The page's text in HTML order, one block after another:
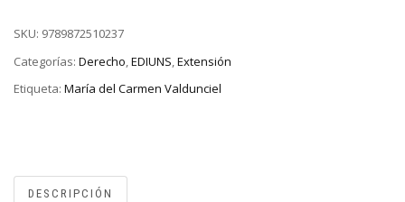
SKU: 9789872510237
Categorías: Derecho EDIUNS Extensión
Etiqueta: María del Carmen Valdunciel
DESCRIPCIÓN